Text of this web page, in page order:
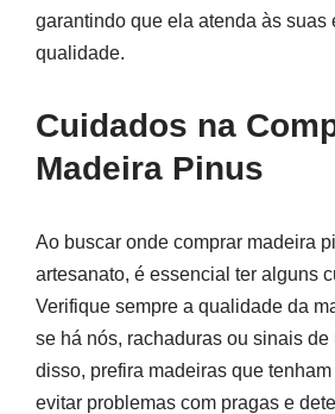
garantindo que ela atenda às suas
qualidade.
Cuidados na
Madeira Pinus
Ao buscar onde comprar madeira
artesanato, é essencial ter alguns
Verifique sempre a qualidade da
se há nós, rachaduras ou sinais de
disso, prefira madeiras que
evitar problemas com pragas e